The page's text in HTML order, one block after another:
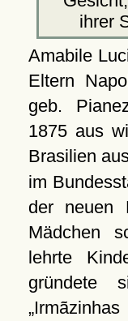
ihrer
Amabile
Eltern
geb.
1875 aus
Brasilien
im
der neuen
Mädchen
lehrte
gründete